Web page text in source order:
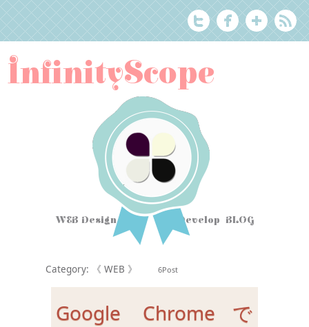
InfinityScope
WEB Design Tips Develop BLOG
Category: 《 WEB 》 6Post
Google Chromeで